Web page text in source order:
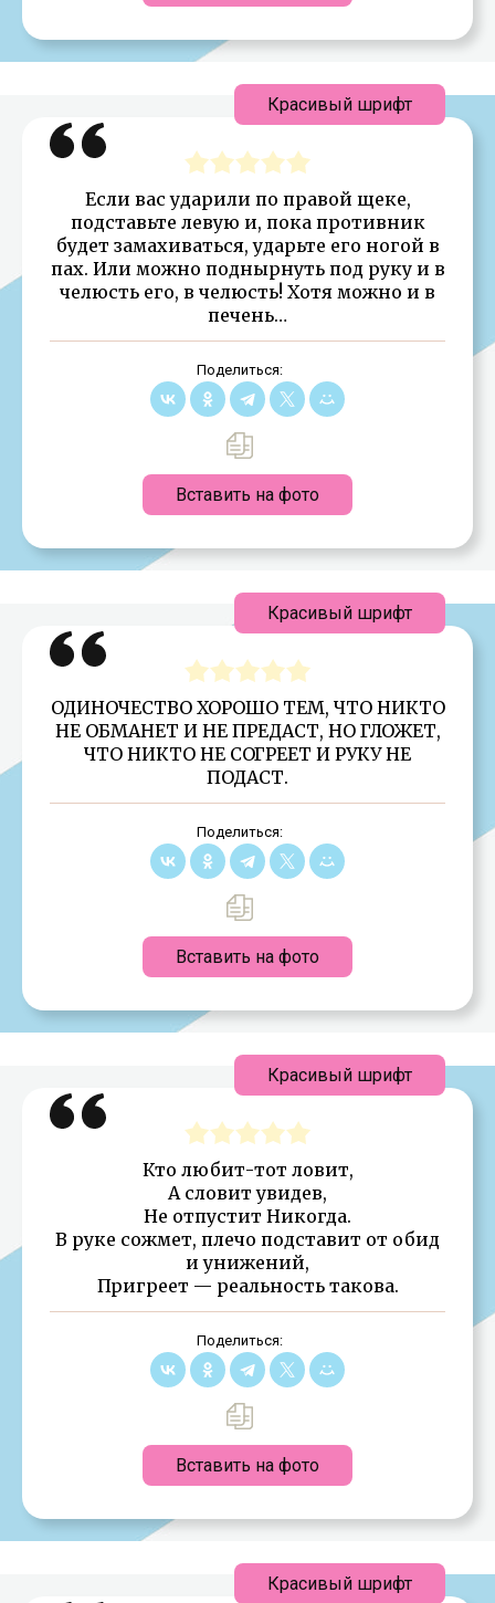
Если вас ударили по правой щеке,
подставьте левую и, пока противник
будет замахиваться, ударьте его ногой в
пах. Или можно поднырнуть под руку и в
челюсть его, в челюсть! Хотя можно и в
печень…
Поделиться:
Вставить на фото
Красивый шрифт
ОДИНОЧЕСТВО ХОРОШО ТЕМ, ЧТО НИКТО
НЕ ОБМАНЕТ И НЕ ПРЕДАСТ, НО ГЛОЖЕТ,
ЧТО НИКТО НЕ СОГРЕЕТ И РУКУ НЕ
ПОДАСТ.
Поделиться:
Вставить на фото
Красивый шрифт
Кто любит-тот ловит,
А словит увидев,
Не отпустит Никогда.
В руке сожмет, плечо подставит от обид
и унижений,
Пригреет — реальность такова.
Поделиться:
Вставить на фото
Красивый шрифт
Красивый шрифт